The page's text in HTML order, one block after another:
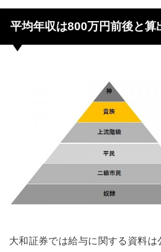
平均年収は800万円前後と算
大和証券では給与に関する資料